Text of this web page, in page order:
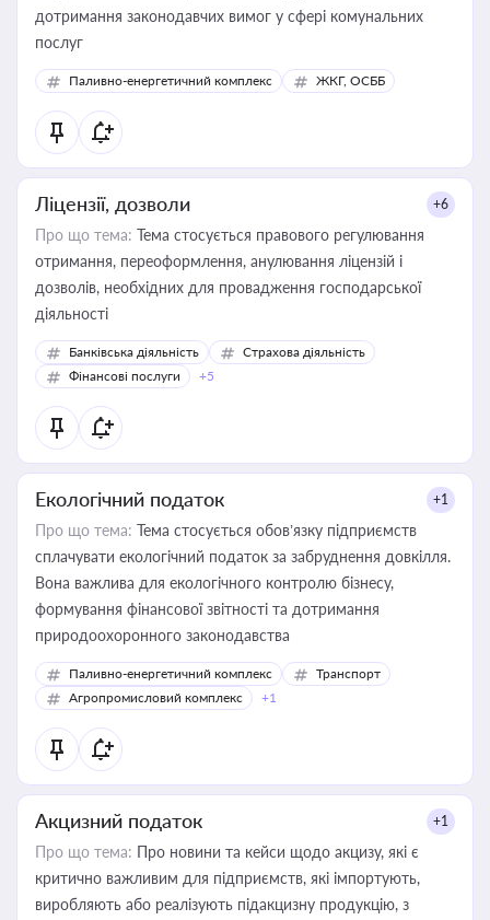
дотримання законодавчих вимог у сфері комунальних
послуг
Паливно-енергетичний комплекс ЖКГ, ОСББ
Ліцензії, дозволи +6
Про що тема: Тема стосується правового регулювання
отримання, переоформлення, анулювання ліцензій і
дозволів, необхідних для провадження господарської
діяльності
Банківська діяльність
Страхова діяльність
Фінансові послуги
+5
Екологічний податок +1
Про що тема: Тема стосується обов’язку підприємств
сплачувати екологічний податок за забруднення довкілля.
Вона важлива для екологічного контролю бізнесу,
формування фінансової звітності та дотримання
природоохоронного законодавства
Паливно-енергетичний комплекс
Транспорт
Агропромисловий комплекс
+1
Акцизний податок +1
Про що тема: Про новини та кейси щодо акцизу, які є
критично важливим для підприємств, які імпортують,
виробляють або реалізують підакцизну продукцію, з